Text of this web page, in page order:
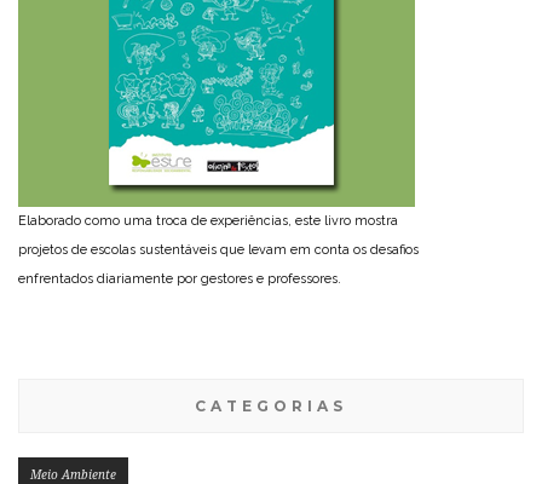
Elaborado como uma troca de experiências, este livro mostra
projetos de escolas sustentáveis que levam em conta os desafios
enfrentados diariamente por gestores e professores.
CATEGORIAS
Meio Ambiente